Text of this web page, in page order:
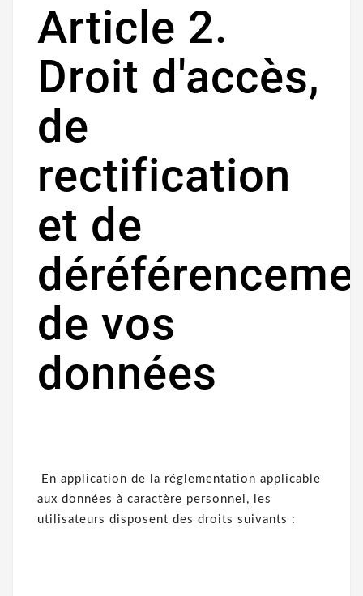
Article 2.
Droit d'accès,
de
rectification
et de
de vos
données
En application de la réglementation applicable
aux données à caractère personnel, les
utilisateurs disposent des droits suivants :